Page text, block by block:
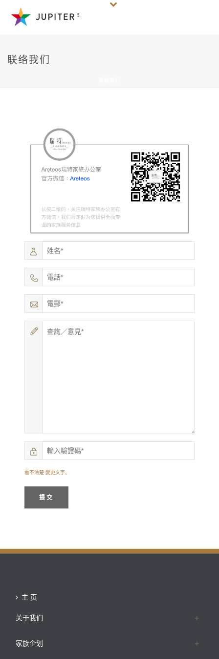
联络我们
看不清楚 變更文字。
提交
主 页
关于我们
家族企划